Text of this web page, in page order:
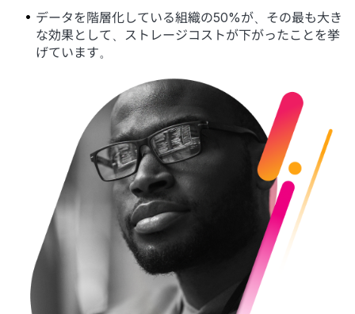
データを階層化している組織の50%が、その最も大き
な効果として、ストレージコストが下がったことを挙
げています。